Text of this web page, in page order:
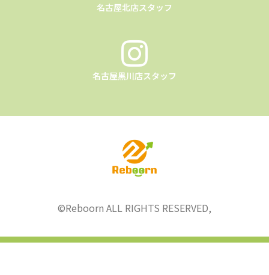
名古屋北店スタッフ
名古屋黒川店スタッフ
©︎Reboorn ALL RIGHTS RESERVED,